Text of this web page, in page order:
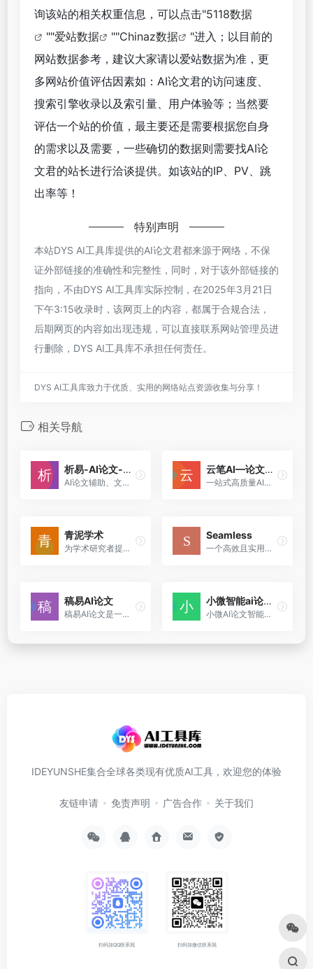
询该站的相关权重信息，可以点击"5118数据
""爱站数据 ""Chinaz数据
"进入；以目前的
网站数据参考，建议大家请以爱站数据为准，更
多网站价值评估因素如：AI论文君的访问速度、
搜索引擎收录以及索引量、用户体验等；当然要
评估一个站的价值，最主要还是需要根据您自身
的需求以及需要，一些确切的数据则需要找AI论
文君的站长进行洽谈提供。如该站的IP、PV、跳
出率等！
特别声明
本站DYS AI工具库提供的AI论文君都来源于网络，不保
证外部链接的准确性和完整性，同时，对于该外部链接的
指向，不由DYS AI工具库实际控制，在2025年3月21日
下午3:15收录时，该网页上的内容，都属于合规合法，
后期网页的内容如出现违规，可以直接联系网站管理员进
行删除，DYS AI工具库不承担任何责任。
DYS AI工具库致力于优质、实用的网络站点资源收集与分享！
相关导航
析易-AI论文-数据分析
AI论文辅助、文献综述、SCI高清作图，零代码机器学习、数据查重降重、数理统计等，一键生成报告、导出模型、预测结果，点点鼠标就能搞定数据分析。
云笔AI—论文生成
一站式高质量AI原创论文生成平台
青泥学术
为学术研究者提供全面的文献分析、选题指导和投稿建议，极大地提高了学术研究的效率和质量
Seamless
一个高效且实用的AI工具，专为科学研究和学术写作设计。它通过科学数据驱动的分析和快速文献检索功能，显著提升了文献综述的撰写效率，同时为非英语母语的研究人员提供了语言支持
稿易AI论文
稿易AI论文是一款专业的AI论文写作助手，提供免费大纲生成、一键生成论文、无限改稿等服务。支持多学科选题，附带PPT、开题报告、任务书和真实参考文献。
小微智能ai论文写作
小微AI论文智能生成软件，10分钟生成万字毕业论文、期刊论文、文献综述、PPT，附赠Aigc查重、降重报告、文献资料。只需一个标题，从开题报告到答辩一键生成软件，论文范文结构完整，包含摘要、目录、参考文献。
IDEYUNSHE集合全球各类现有优质AI工具，欢迎您的体验
友链申请 免责声明 广告合作 关于我们
扫码加QQ联系我 扫码加微信联系我